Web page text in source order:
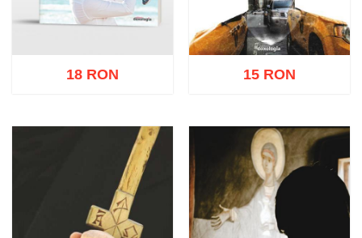
Wishlist
18 RON
Adaugă în coș Wishlist
15 RON